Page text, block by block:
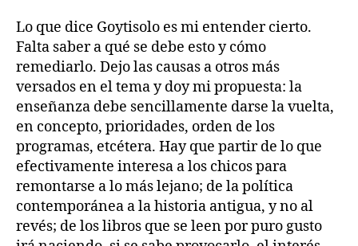
Lo que dice Goytisolo es mi entender cierto.
Falta saber a qué se debe esto y cómo
remediarlo. Dejo las causas a otros más
versados en el tema y doy mi propuesta: la
enseñanza debe sencillamente darse la vuelta,
en concepto, prioridades, orden de los
programas, etcétera. Hay que partir de lo que
efectivamente interesa a los chicos para
remontarse a lo más lejano; de la política
contemporánea a la historia antigua, y no al
revés; de los libros que se leen por puro gusto